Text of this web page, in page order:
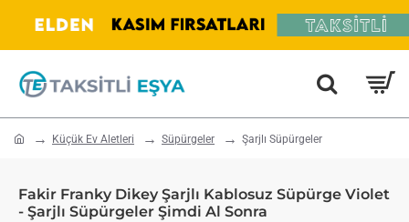
home Küçük Ev Aletleri Süpürgeler Şarjlı Süpürgeler
Fakir Franky Dikey Şarjlı Kablosuz Süpürge Violet
- Şarjlı Süpürgeler Şimdi Al Sonra